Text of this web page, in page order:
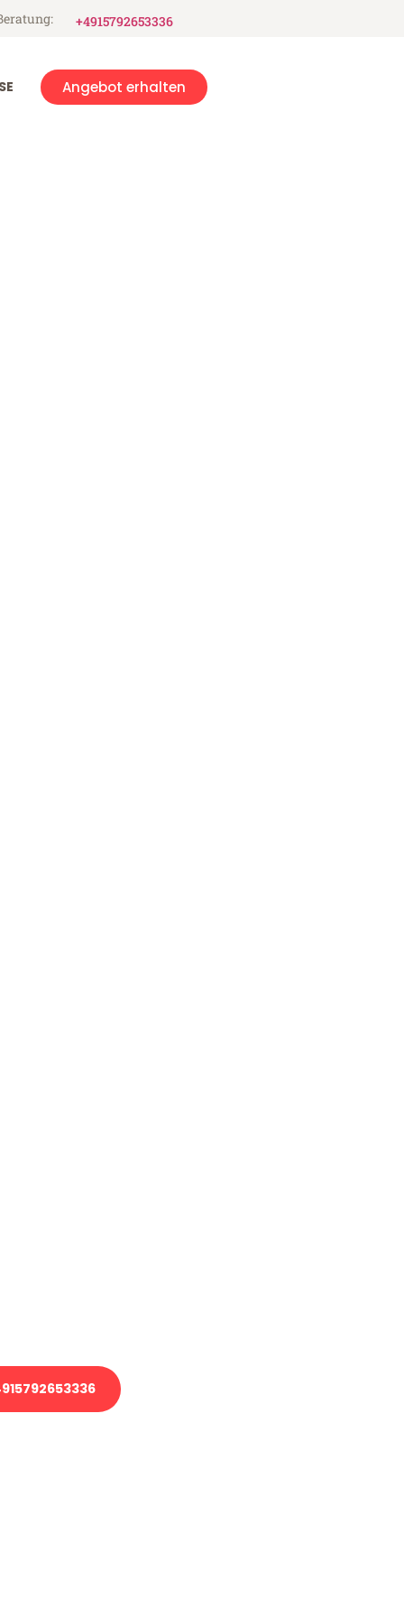
+4915792653336
Angebot erhalten